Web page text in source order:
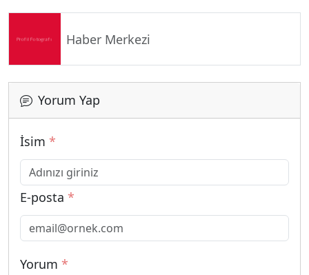
Haber Merkezi
Yorum Yap
İsim *
E-posta *
Yorum *